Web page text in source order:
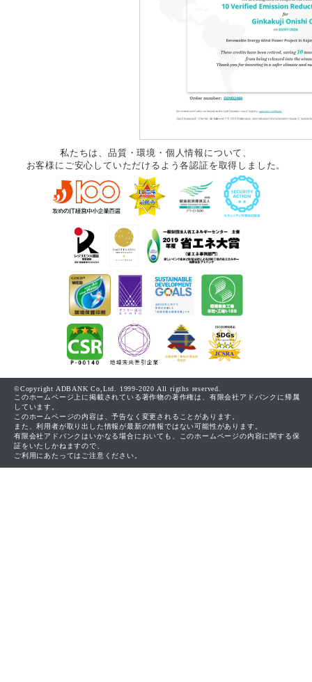
私たちは、品質・環境・個人情報について、
お客様にご安心していただけるよう各認証を取得しました。
©Copyright ADBANK Co,Ltd. 1999-2020 All rigths reserved.
このホームページ上に掲載されている著作物の著作権は、有限会社アドバンクに帰属
しています。
このホームページの内容は、予告なく変更されることがあります。
また、利用者が取り出した情報が最新の情報ではない可能性があります。
有限会社アドバンクはいかなる場合においても、このホームページの内容に関する保
証をいたしかねますので、
ご利用にあたってはご注意ください。